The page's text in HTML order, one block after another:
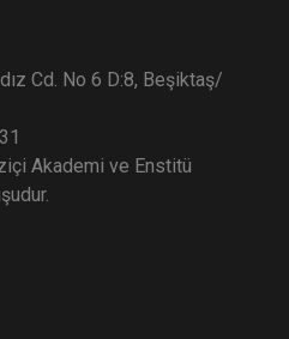
Cd. No 6 D:8, Beşiktaş/
Akademi ve Enstitü